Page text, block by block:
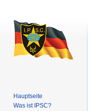
Hauptseite
Was ist IPSC?